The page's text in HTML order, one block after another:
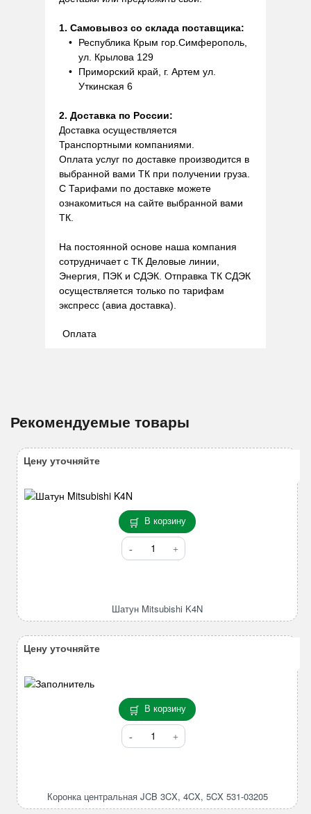
1. Самовывоз со склада поставщика:
Республика Крым гор.Симферополь,
ул. Крылова 129
Приморский край, г. Артем ул.
Уткинская 6
2. Доставка по России:
Доставка осуществляется
Транспортными компаниями.
Оплата услуг по доставке производится в
выбранной вами ТК при получении груза.
С Тарифами по доставке можете
ознакомиться на сайте выбранной вами
ТК.
На постоянной основе наша компания
сотрудничает с ТК Деловые линии,
Энергия, ПЭК и СДЭК. Отправка ТК СДЭК
осуществляется только по тарифам
экспресс (авиа доставка).
Оплата
Рекомендуемые товары
В корзину
Количество
товара
Шатун Mitsubishi K4N
Цену уточняйте
В корзину
Количество
товара
3CX,
Коронка центральная JCB 3CX, 4CX, 5CX 531-03205
Цену уточняйте